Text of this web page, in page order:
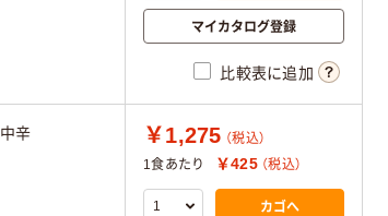
マイカタログ登録
比較表に追加
中辛 ￥1,275 （税込）
1食あたり
￥425 （税込）
カゴへ